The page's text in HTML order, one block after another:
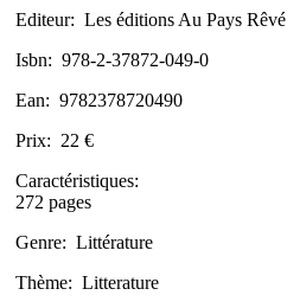
Editeur: Les éditions Au Pays Rêvé
Isbn: 978-2-37872-049-0
Ean: 9782378720490
Prix: 22 €
Caractéristiques:
272 pages
Genre: Littérature
Thème: Litterature